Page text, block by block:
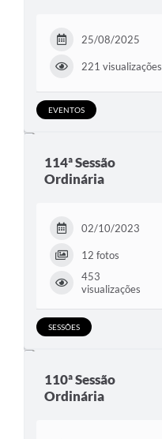
Prestação de Contas
Transparência
Consulta Popular
Governo Digital
Plano Estratégico
Ouvidoria Legislativa
SIC / e-SIC
FAQ (Perguntas Frequentes)
Pesquisa de satisfação
25/08/2025
221 visualizações
EVENTOS
114ª Sessão
Ordinária
02/10/2023
12 fotos
453
visualizações
SESSÕES
110ª Sessão
Ordinária